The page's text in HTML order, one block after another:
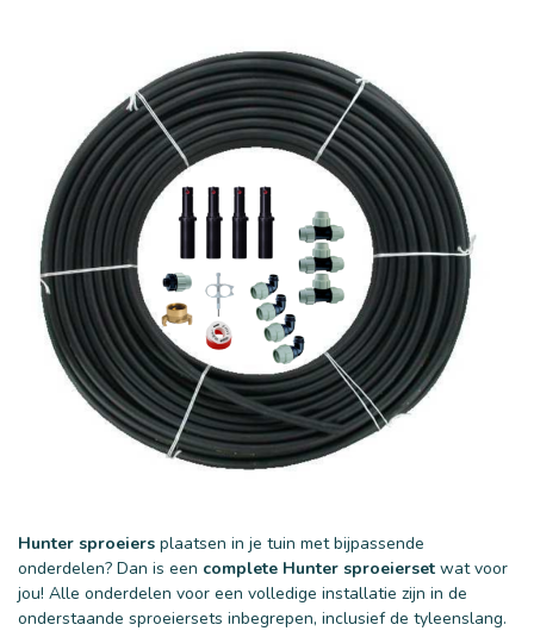
Hunter sproeiers plaatsen in je tuin met bijpassende
onderdelen? Dan is een complete Hunter sproeierset wat voor
jou! Alle onderdelen voor een volledige installatie zijn in de
onderstaande sproeiersets inbegrepen, inclusief de tyleenslang.